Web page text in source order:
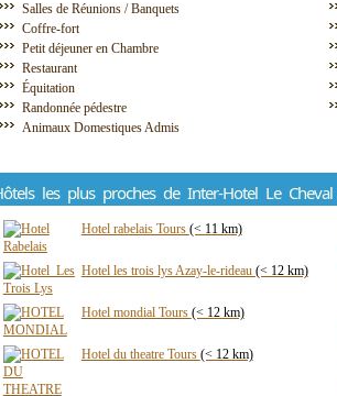
Salles de Réunions / Banquets
Coffre-fort
Petit déjeuner en Chambre
Restaurant
Équitation
Randonnée pédestre
Animaux Domestiques Admis
les plus proches de Inter-Hotel Le Cheval
Hotel rabelais Tours (< 11 km)
Hotel les trois lys Azay-le-rideau (< 12 km)
Hotel mondial Tours (< 12 km)
Hotel du theatre Tours (< 12 km)